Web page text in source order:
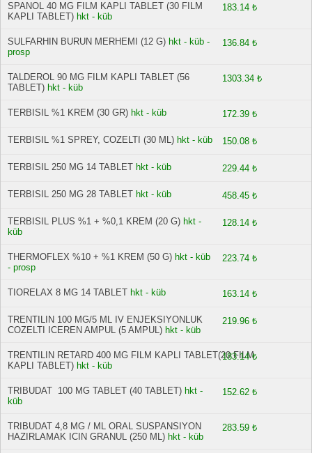
SPANOL 40 MG FILM KAPLI TABLET (30 FILM
KAPLI TABLET) hkt - küb
183.14 ₺
SULFARHIN BURUN MERHEMI (12 G) hkt - küb -
prosp
136.84 ₺
TALDEROL 90 MG FILM KAPLI TABLET (56
TABLET) hkt - küb
1303.34 ₺
TERBISIL %1 KREM (30 GR) hkt - küb 172.39 ₺
TERBISIL %1 SPREY, COZELTI (30 ML) hkt - küb 150.08 ₺
TERBISIL 250 MG 14 TABLET hkt - küb 229.44 ₺
TERBISIL 250 MG 28 TABLET hkt - küb 458.45 ₺
TERBISIL PLUS %1 + %0,1 KREM (20 G) hkt -
küb
128.14 ₺
THERMOFLEX %10 + %1 KREM (50 G) hkt - küb
- prosp
223.74 ₺
TIORELAX 8 MG 14 TABLET hkt - küb 163.14 ₺
TRENTILIN 100 MG/5 ML IV ENJEKSIYONLUK
COZELTI ICEREN AMPUL (5 AMPUL) hkt - küb
219.96 ₺
TRENTILIN RETARD 400 MG FILM KAPLI TABLET(20 FILM
KAPLI TABLET) hkt - küb
183.14 ₺
TRIBUDAT 100 MG TABLET (40 TABLET) hkt -
küb
152.62 ₺
TRIBUDAT 4,8 MG / ML ORAL SUSPANSIYON
HAZIRLAMAK ICIN GRANUL (250 ML) hkt - küb
283.59 ₺